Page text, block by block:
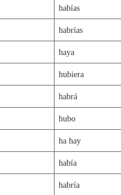
habías
habrías
haya
hubiera
habrá
hubo
ha hay
había
habría